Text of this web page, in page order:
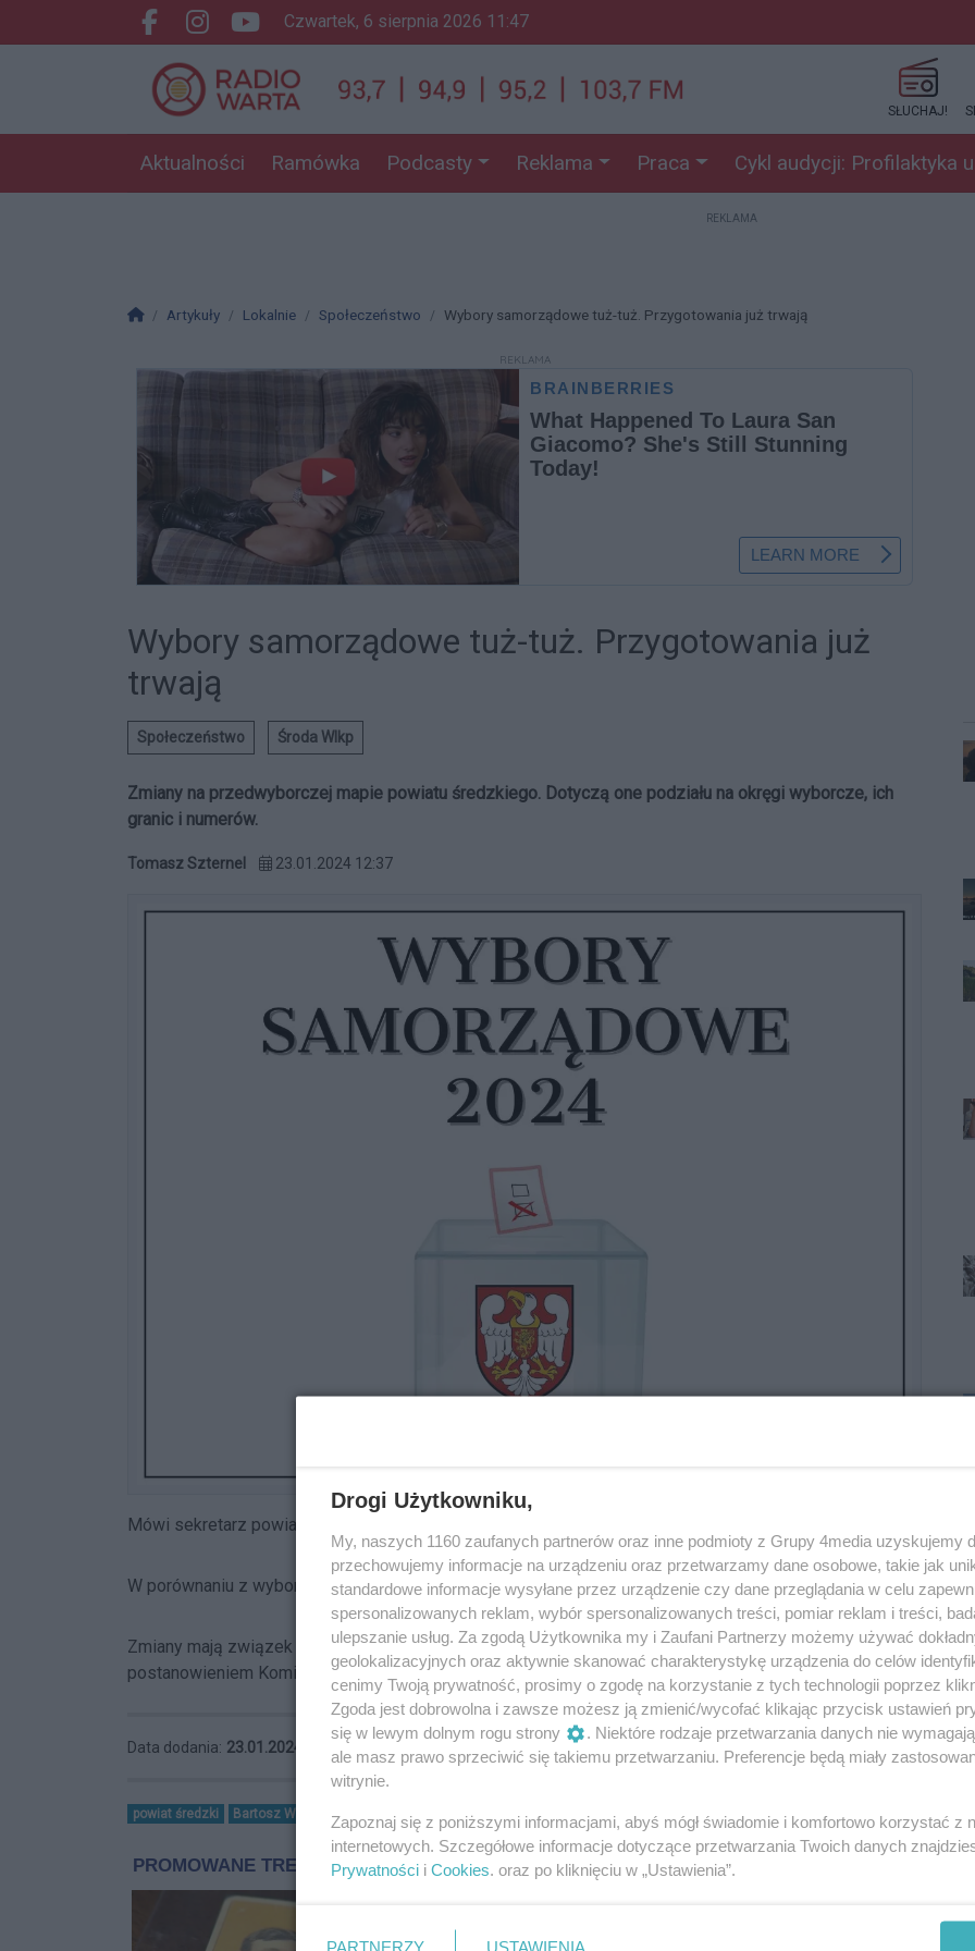
Facebook.com
Instagram.com
Youtube.com
czwartek, 6 sierpnia 2026 11:47
SŁUCHAJ!
Aktualności Ramówka Podcasty Reklama Praca Cykl audycji: Profilaktyka
REKLAMA
Strona główna
Artykuły Lokalnie Społeczeństwo Wybory samorządowe tuż-tuż. Przygotowania już trwają
REKLAMA
Wybory samorządowe tuż-tuż. Przygotowania już
trwają
Społeczeństwo Środa Wlkp
Zmiany na przedwyborczej mapie powiatu średzkiego. Dotyczą one podziału na okręgi wyborcze, ich
granic i numerów.
Tomasz Szternel 23.01.2024 12:37
Mówi sekretarz powiatu Bartosz Wieliński.
W porównaniu z wyborami sprzed 6 lat zmianie ulegną granice okręgów wyborczych.
Zmiany mają związek z liczbą mieszkańców w poszczególnych okręgach i zostały wprowadzone
postanowieniem Komisarza Wyborczego w Koninie.
Data dodania: 23.01.2024 12:37
powiat średzki Bartosz Wieliński wybory samorządowe 2024
Drogi Użytkowniku,
My, naszych 1160 zaufanych partnerów oraz inne podmioty z Grupy 4media uzyskujemy
przechowujemy informacje na urządzeniu oraz przetwarzamy dane osobowe, takie jak
standardowe informacje wysyłane przez urządzenie czy dane przeglądania w celu
spersonalizowanych reklam, wybór spersonalizowanych treści, pomiar reklam i treści,
ulepszanie usług. Za zgodą Użytkownika my i Zaufani Partnerzy możemy używać
geolokalizacyjnych oraz aktywnie skanować charakterystykę urządzenia do celów
cenimy Twoją prywatność, prosimy o zgodę na korzystanie z tych technologii poprzez
Zgoda jest dobrowolna i zawsze możesz ją zmienić/wycofać klikając przycisk ustawień
się w lewym dolnym rogu strony
. Niektóre rodzaje przetwarzania danych nie
ale masz prawo sprzeciwić się takiemu przetwarzaniu. Preferencje będą miały
witrynie.
Zapoznaj się z poniższymi informacjami, abyś mógł świadomie i komfortowo korzystać z
internetowych. Szczegółowe informacje dotyczące przetwarzania Twoich danych
Prywatności i Cookies. oraz po kliknięciu w „Ustawienia”.
PARTNERZY USTAWIENIA